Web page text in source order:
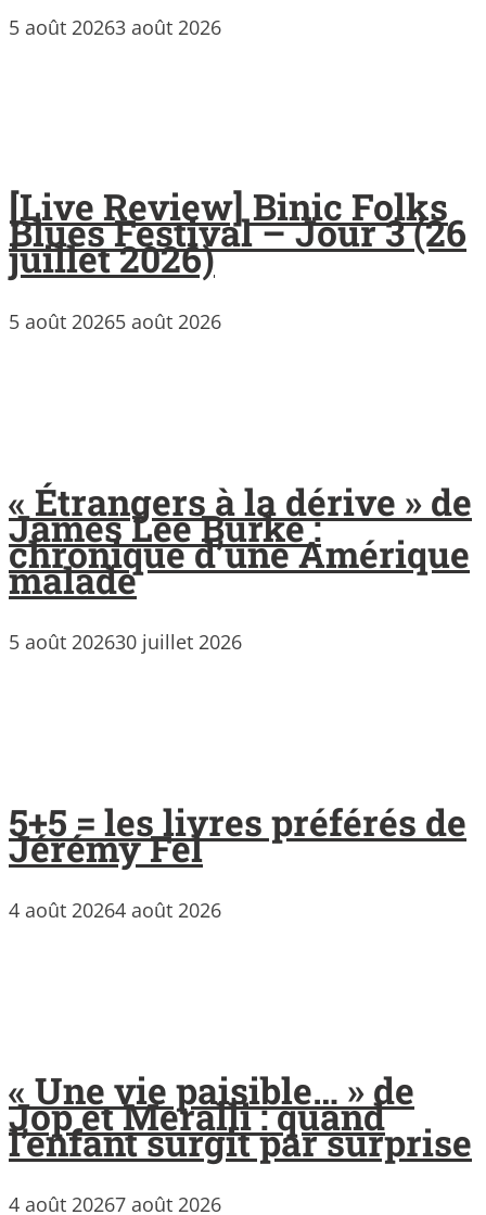
5 août 20263 août 2026
[Live Review] Binic Folks
Blues Festival – Jour 3 (26
juillet 2026)
5 août 20265 août 2026
« Étrangers à la dérive » de
James Lee Burke :
chronique d’une Amérique
malade
5 août 202630 juillet 2026
5+5 = les livres préférés de
Jérémy Fel
4 août 20264 août 2026
« Une vie paisible… » de
Jop et Meralli : quand
l’enfant surgit par surprise
4 août 20267 août 2026